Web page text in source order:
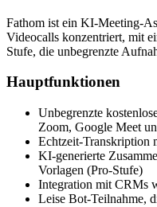
Fathom ist ein KI-Meeting-
Videocalls konzentriert, mit
Stufe, die unbegrenzte
Hauptfunktionen
Unbegrenzte
Zoom, Google Meet
Echtzeit-Transkription
KI-generierte
Vorlagen (Pro-Stufe)
Integration mit CRMs
Leise Bot-Teilnahme,